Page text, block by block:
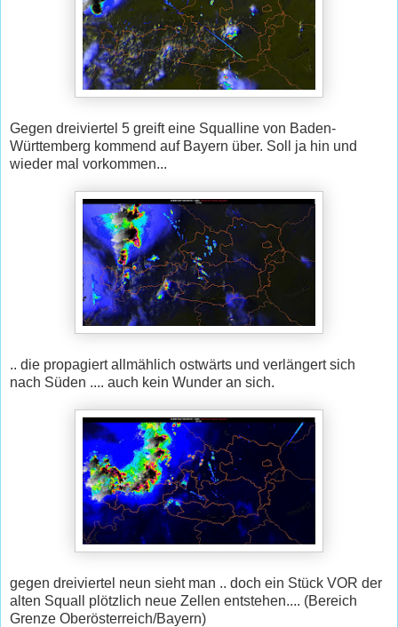
Gegen dreiviertel 5 greift eine Squalline von Baden-
Württemberg kommend auf Bayern über. Soll ja hin und
wieder mal vorkommen...
.. die propagiert allmählich ostwärts und verlängert sich
nach Süden .... auch kein Wunder an sich.
gegen dreiviertel neun sieht man .. doch ein Stück VOR der
alten Squall plötzlich neue Zellen entstehen.... (Bereich
Grenze Oberösterreich/Bayern)